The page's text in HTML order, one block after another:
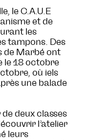
le C.A.U.E
et de
les
tampons. Des
de Marbé ont
le 18 octobre
où iels
une balade
deux classes
l’atelier
leurs